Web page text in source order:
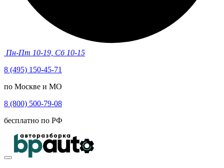
Пн-Пт 10-19, Сб 10-15
8 (495) 150-45-71
по Москве и МО
8 (800) 500-79-08
бесплатно по РФ